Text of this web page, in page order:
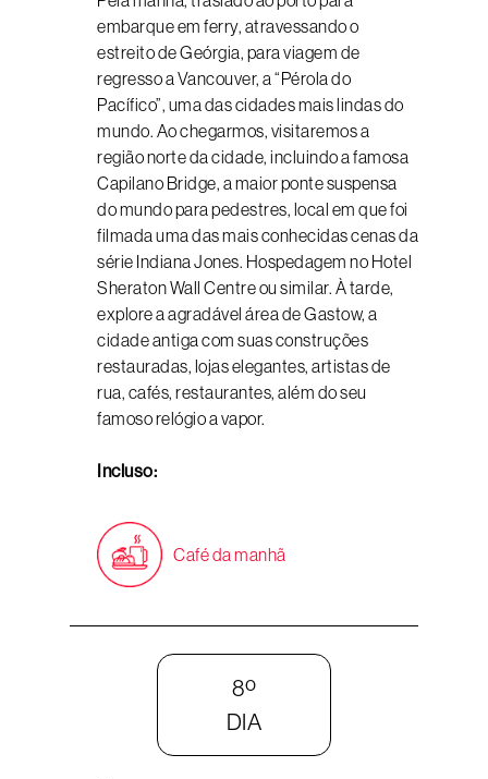
embarque em ferry, atravessando o
estreito de Geórgia, para viagem de
regresso a Vancouver, a “Pérola do
Pacífico”, uma das cidades mais lindas do
mundo. Ao chegarmos, visitaremos a
região norte da cidade, incluindo a famosa
Capilano Bridge, a maior ponte suspensa
do mundo para pedestres, local em que foi
filmada uma das mais conhecidas cenas da
série Indiana Jones. Hospedagem no Hotel
Sheraton Wall Centre ou similar. À tarde,
explore a agradável área de Gastow, a
cidade antiga com suas construções
restauradas, lojas elegantes, artistas de
rua, cafés, restaurantes, além do seu
famoso relógio a vapor.
Incluso:
Café da manhã
8º
DIA